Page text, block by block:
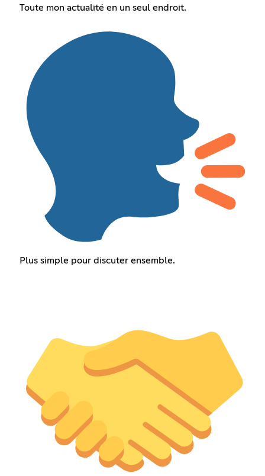
Toute mon actualité en un seul endroit.
Plus simple pour discuter ensemble.